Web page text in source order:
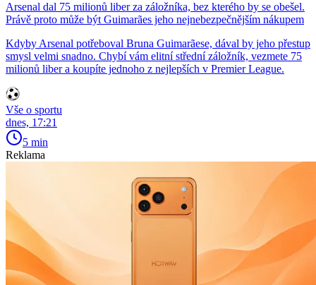
Arsenal dal 75 milionů liber za záložníka, bez kterého by se obešel.
Právě proto může být Guimarães jeho nejnebezpečnějším nákupem
Kdyby Arsenal potřeboval Bruna Guimarãese, dával by jeho přestup
smysl velmi snadno. Chybí vám elitní střední záložník, vezmete 75
milionů liber a koupíte jednoho z nejlepších v Premier League.
Vše o sportu
dnes, 17:21
5 min
Reklama